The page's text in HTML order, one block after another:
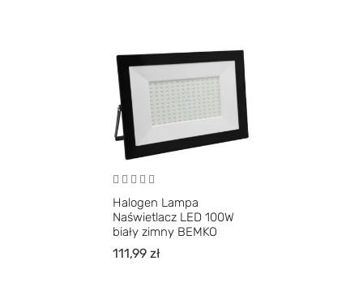
Halogen Lampa
Naświetlacz LED 100W
biały zimny BEMKO
111,99zł